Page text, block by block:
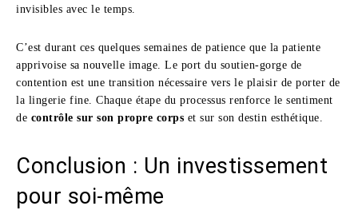
invisibles avec le temps.
C’est durant ces quelques semaines de patience que la patiente
apprivoise sa nouvelle image. Le port du soutien-gorge de
contention est une transition nécessaire vers le plaisir de porter de
la lingerie fine. Chaque étape du processus renforce le sentiment
de contrôle sur son propre corps et sur son destin esthétique.
Conclusion : Un investissement
pour soi-même